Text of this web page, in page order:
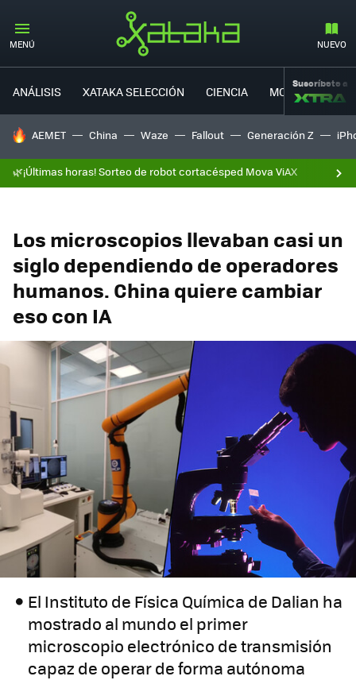
MENÚ NUEVO
ANÁLISIS XATAKA SELECCIÓN CIENCIA MOVILIDAD
Suscríbete a
HOY SE HABLA DE
AEMET China Waze Fallout Generación Z
🌿¡Últimas horas! Sorteo de robot cortacésped Mova ViAX
Los microscopios llevaban casi un
siglo dependiendo de operadores
humanos. China quiere cambiar
eso con IA
El Instituto de Física Química de Dalian ha
mostrado al mundo el primer
microscopio electrónico de transmisión
capaz de operar de forma autónoma